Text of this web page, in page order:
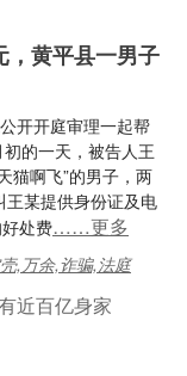
，黄平县一男子
开开庭审理一起帮
的一天，被告人王
猫啊飞”的男子，两
王某提供身份证及电
处费……更多
,万余,诈骗,法庭